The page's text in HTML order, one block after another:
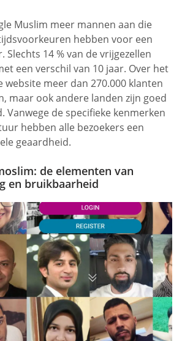
Muslim meer mannen aan die
hebben voor een
14 % van de vrijgezellen
een verschil van 10 jaar. Over het
website meer dan 270.000 klanten
maar ook andere landen zijn goed
Vanwege de specifieke kenmerken
hebben alle bezoekers een
geaardheid.
de elementen van
en bruikbaarheid